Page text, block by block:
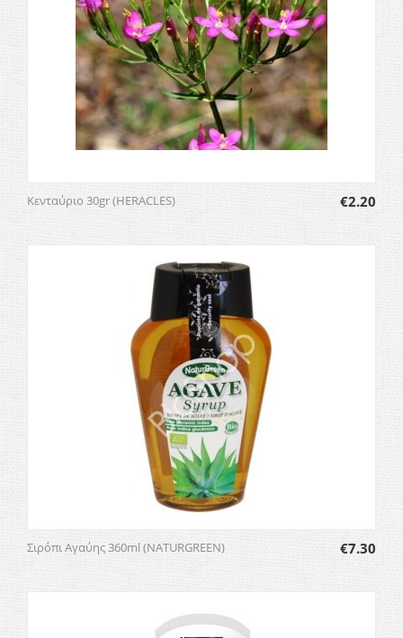
Κενταύριο 30gr (HERACLES) €2.20
Σιρόπι Αγαύης 360ml (NATURGREEN) €7.30